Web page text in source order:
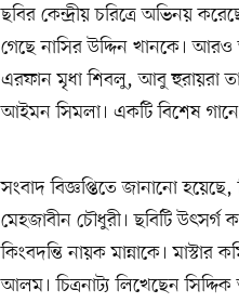
ছবির কেন্দ্রীয় চরিত্রে অভিনয়
গেছে নাসির উদ্দিন খানকে।
এরফান মৃধা শিবলু, আবু হুরায়রা
আইমন সিমলা। একটি বিশেষ গানে
সংবাদ বিজ্ঞপ্তিতে জানানো
মেহজাবীন চৌধুরী। ছবিটি উৎসর্গ
কিংবদন্তি নায়ক মান্নাকে।
আলম। চিত্রনাট্য লিখেছেন